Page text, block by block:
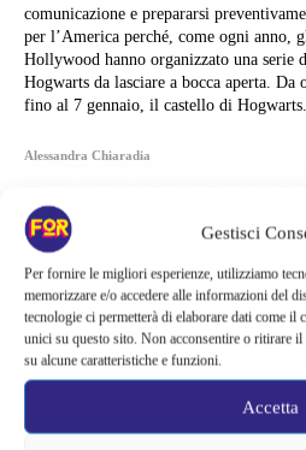
Gestisci
Per fornire le migliori esperienze, utilizziamo
memorizzare e/o accedere alle informazioni del
tecnologie ci permetterà di elaborare dati come
unici su questo sito. Non acconsentire o ritirare
su alcune caratteristiche e funzioni.
Accetta
comunicazione e prepararsi
per l’America perché, come ogni anno,
Hollywood hanno organizzato una serie
Hogwarts da lasciare a bocca aperta. Da oggi, venerdì 24 novembre
fino al 7 gennaio, il castello di
Alessandra Chiaradia